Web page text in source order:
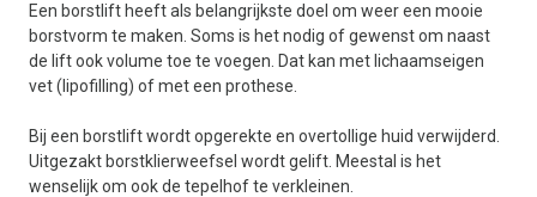
Een borstlift heeft als belangrijkste doel om weer een mooie
borstvorm te maken. Soms is het nodig of gewenst om naast
de lift ook volume toe te voegen. Dat kan met lichaamseigen
vet (lipofilling) of met een prothese.
Bij een borstlift wordt opgerekte en overtollige huid verwijderd.
Uitgezakt borstklierweefsel wordt gelift. Meestal is het
wenselijk om ook de tepelhof te verkleinen.